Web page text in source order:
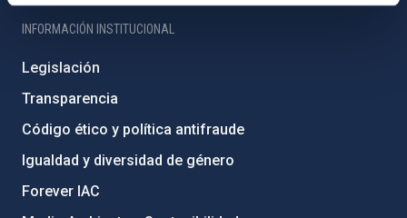
INFORMACIÓN INSTITUCIONAL
Legislación
Transparencia
Código ético y política antifraude
Igualdad y diversidad de género
Forever IAC